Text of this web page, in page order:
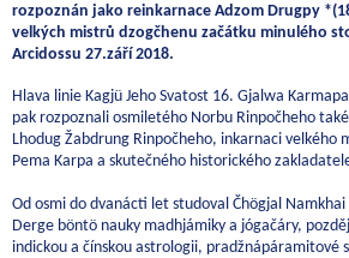
rozpoznán jako reinkarnace Adzom Drugpy
velkých mistrů dzogčhenu začátku minulého
Arcidossu 27.září 2018.
Hlava linie Kagjü Jeho Svatost 16. Gjalwa
pak rozpoznali osmiletého Norbu Rinpočheho
Lhodug Žabdrung Rinpočheho, inkarnaci velkého
Pema Karpa a skutečného historického
Od osmi do dvanácti let studoval Čhögjal
Derge böntö nauky madhjámiky a jógačáry,
indickou a čínskou astrologii, pradžnápáramitové